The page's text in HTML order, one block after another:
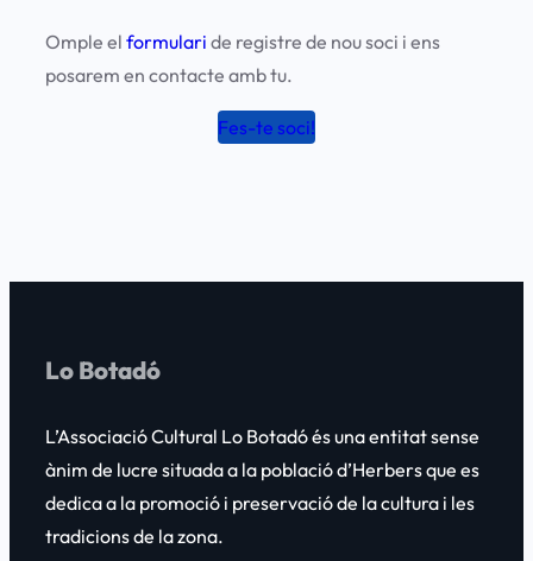
Omple el formulari de registre de nou soci i ens
posarem en contacte amb tu.
Fes-te soci!
Lo Botadó
L’Associació Cultural Lo Botadóés una entitat sense
ànim de lucre situada a la població d’Herbers que es
dedica a la promoció i preservació de la cultura i les
tradicions de la zona.